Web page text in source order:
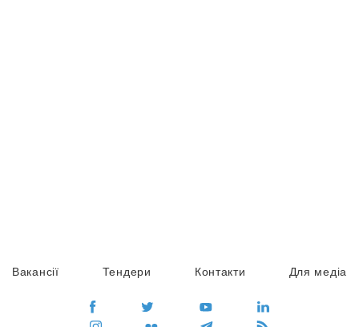
Вакансії Тендери Контакти Для медіа